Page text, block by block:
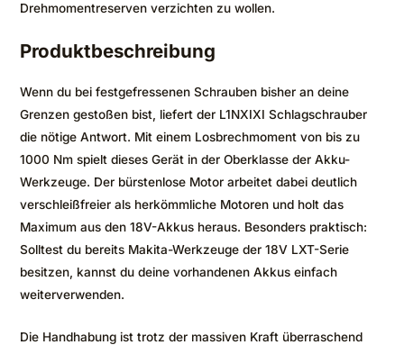
Drehmomentreserven verzichten zu wollen.
Produktbeschreibung
Wenn du bei festgefressenen Schrauben bisher an deine
Grenzen gestoßen bist, liefert der L1NXIXI Schlagschrauber
die nötige Antwort. Mit einem Losbrechmoment von bis zu
1000 Nm spielt dieses Gerät in der Oberklasse der Akku-
Werkzeuge. Der bürstenlose Motor arbeitet dabei deutlich
verschleißfreier als herkömmliche Motoren und holt das
Maximum aus den 18V-Akkus heraus. Besonders praktisch:
Solltest du bereits Makita-Werkzeuge der 18V LXT-Serie
besitzen, kannst du deine vorhandenen Akkus einfach
weiterverwenden.
Die Handhabung ist trotz der massiven Kraft überraschend